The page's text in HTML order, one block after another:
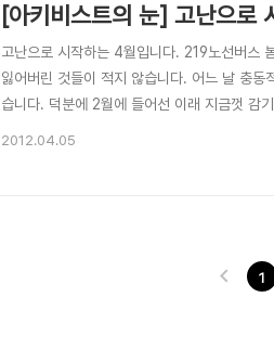
[아키비스트의 눈] 고난으로
고난으로 시작하는 4월입니다. 219노선버스
잃어버린 것들이 적지 않습니다. 어느 날 충
습니다. 덕분에 2월에 들어선 이래 지금껏 감
2012.04.05
1